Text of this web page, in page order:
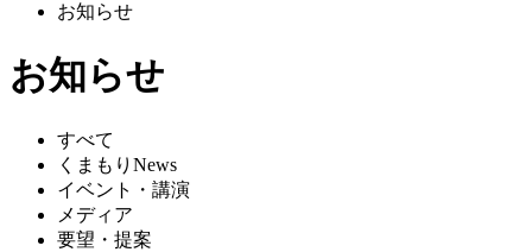
お知らせ
お知らせ
すべて
くまもりNews
イベント・講演
メディア
要望・提案